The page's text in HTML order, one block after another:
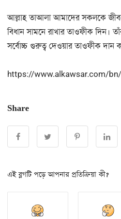
আল্লাহ তাআলা আমাদের সকলকে
বিধান সামনে রাখার তাওফীক দিন।
সর্বোচ্চ গুরুত্ব দেওয়ার তাওফীক
https://www.alkawsar.com/
Share
এই ব্লগটি পড়ে আপনার প্রতিক্রিয়া কী?